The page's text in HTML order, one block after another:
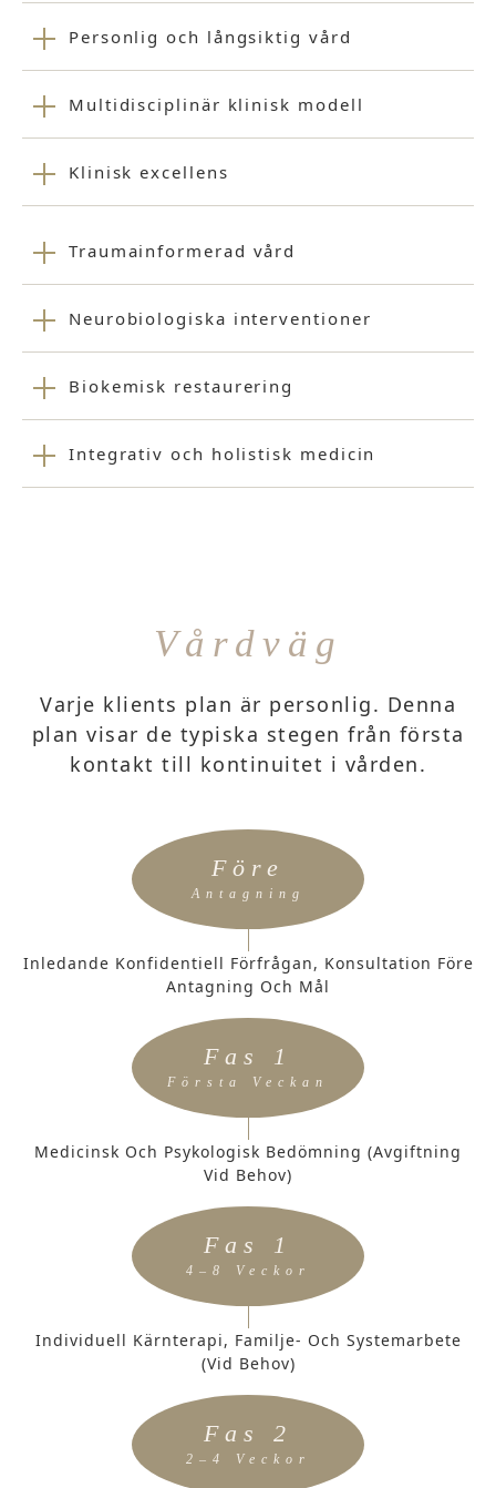
Personlig och långsiktig vård
Multidisciplinär klinisk modell
Klinisk excellens
Traumainformerad vård
Neurobiologiska interventioner
Biokemisk restaurering
Integrativ och holistisk medicin
Vårdväg
Varje klients plan är personlig. Denna
plan visar de typiska stegen från första
kontakt till kontinuitet i vården.
Före
Antagning
Inledande Konfidentiell Förfrågan, Konsultation Före
Antagning Och Mål
Fas 1
Första Veckan
Medicinsk Och Psykologisk Bedömning (avgiftning
Vid Behov)
Fas 1
4–8 Veckor
Individuell Kärnterapi, Familje- Och Systemarbete
(vid Behov)
Fas 2
2–4 Veckor